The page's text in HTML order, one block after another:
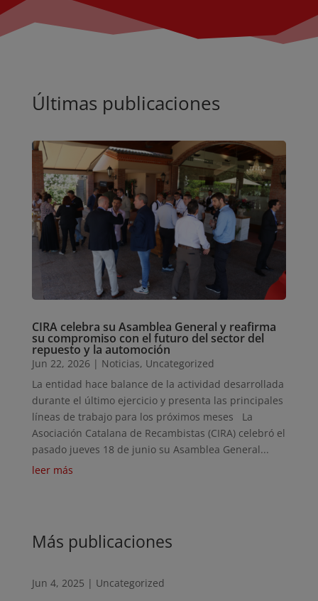
Últimas publicaciones
CIRA celebra su Asamblea General y reafirma
su compromiso con el futuro del sector del
repuesto y la automoción
Jun 22, 2026 | Noticias, Uncategorized
La entidad hace balance de la actividad desarrollada
durante el último ejercicio y presenta las principales
líneas de trabajo para los próximos meses La
Asociación Catalana de Recambistas (CIRA) celebró el
pasado jueves 18 de junio su Asamblea General...
leer más
Más publicaciones
Jun 4, 2025 | Uncategorized